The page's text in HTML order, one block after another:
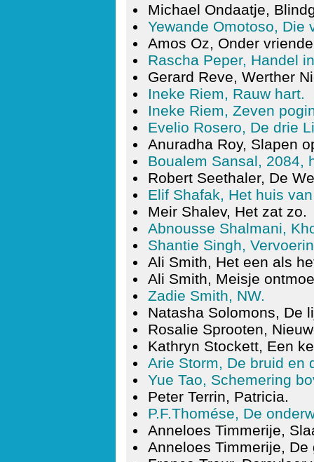
Michael Ondaatje,
Yewande Omotoso, Die
Amos Oz, Onder
Rascha Peper, Handel
Gerard Reve, Werther
Ineke Riem, Rauw hart.
Ineke Riem, Zeven
Evelio Rosero, De drie
Anuradha Roy, Slapen
Boualem Sansal, 2084,
Robert Seethaler, De
Elif Shafak, Het huis
Meir Shalev, Het zat zo.
Abnousse Shalmani,
Shantie Singh,
Ali Smith, Het een als
Ali Smith, Meisje
Zadie Smith, NW.
Natasha Solomons, De
Rosalie Sprooten,
Kathryn Stockett, Een
Arie Storm, De bruid en
Yue Tao, Schemering
Peter Terrin, Patricia.
P.F.Thomése, De
Anneloes Timmerije,
Anneloes Timmerije, De